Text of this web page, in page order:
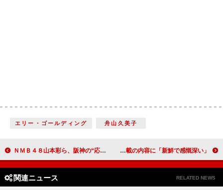
エリー・ゴールディング 舟山久美子
ＮＭＢ４８山本彩ら、阪神の“応援隊長”に就任 優勝したら「タダ働きで売り子をやります！」 三代目ＪＳＢ、初のドキュメンタリー映画が公開 “素顔”も満載の内容に「新鮮で感慨深い」
関連ニュース RELATED NEWS